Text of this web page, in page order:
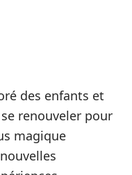
des enfants et
se renouveler pour
magique